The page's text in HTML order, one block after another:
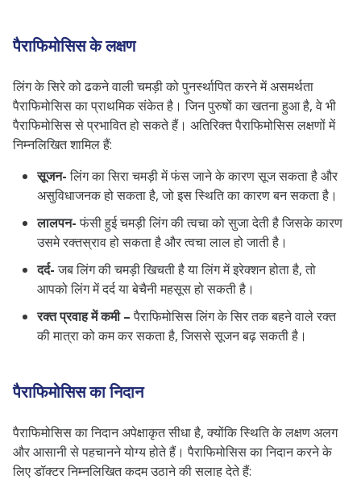
पैराफिमोसिस के लक्षण
लिंग के सिरे को ढकने वाली चमड़ी को पुनर्स्थापित करने में असमर्थता
पैराफिमोसिस का प्राथमिक संकेत है। जिन पुरुषों का खतना हुआ है, वे भी
पैराफिमोसिस से प्रभावित हो सकते हैं। अतिरिक्त पैराफिमोसिस लक्षणों में
निम्नलिखित शामिल हैं:
सूजन-लिंग का सिरा चमड़ी में फंस जाने के कारण सूज सकता है और
असुविधाजनक हो सकता है, जो इस स्थिति का कारण बन सकता है।
लालपन-फंसी हुई चमड़ी लिंग की त्वचा को सुजा देती है जिसके कारण
उसमे रक्तस्राव हो सकता है और त्वचा लाल हो जाती है।
दर्द-जब लिंग की चमड़ी खिचती है या लिंग में इरेक्शन होता है, तो
आपको लिंग में दर्द या बेचैनी महसूस हो सकती है।
रक्त प्रवाह में कमी –पैराफिमोसिस लिंग के सिर तक बहने वाले रक्त
की मात्रा को कम कर सकता है, जिससे सूजन बढ़ सकती है।
पैराफिमोसिस का निदान
पैराफिमोसिस का निदान अपेक्षाकृत सीधा है, क्योंकि स्थिति के लक्षण अलग
और आसानी से पहचानने योग्य होते हैं। पैराफिमोसिस का निदान करने के
लिए डॉक्टर निम्नलिखित कदम उठाने की सलाह देते हैं: